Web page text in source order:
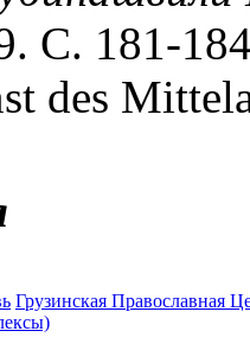
С. 181-
des
Грузинская Православная